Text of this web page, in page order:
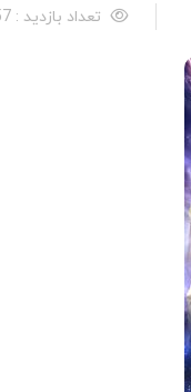
تعداد بازدید : 5,157 نفر